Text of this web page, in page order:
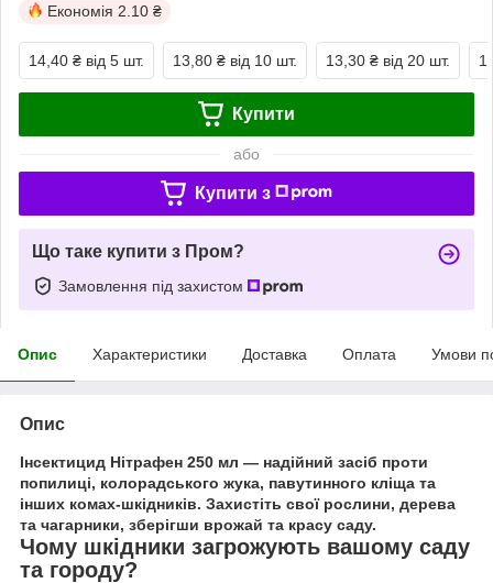
Економія 2.10 ₴
14,40 ₴ від 5 шт. 13,80 ₴ від 10 шт. 13,30 ₴ від 20 шт.
Купити
або
Купити з
Що таке купити з Пром?
Замовлення під захистом
Опис Характеристики Доставка Оплата Умови
Опис
Інсектицид Нітрафен 250 мл — надійний засіб проти
попилиці, колорадського жука, павутинного кліща та
інших комах-шкідників. Захистіть свої рослини, дерева
та чагарники, зберігши врожай та красу саду.
Чому шкідники загрожують вашому саду
та городу?